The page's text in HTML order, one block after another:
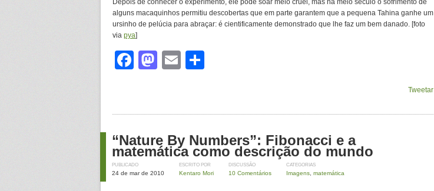
Depois de conhecer o experimento, ele pode soar meio cruel, mas há meio século o sofrimento de
alguns macaquinhos permitiu descobertas que em parte garantem que a pequena Tahina ganhe um
ursinho de pelúcia para abraçar: é cientificamente demonstrado que lhe faz um bem danado. [foto
via pya]
Facebook
Mastodon
Email
Tweetar
“Nature By Numbers”: Fibonacci e a
matemática como descrição do mundo
PUBLICADO
24 de mar de 2010
ESCRITO POR
Kentaro Mori
DISCUSSÃO
10 Comentários
CATEGORIAS
Imagens matemática